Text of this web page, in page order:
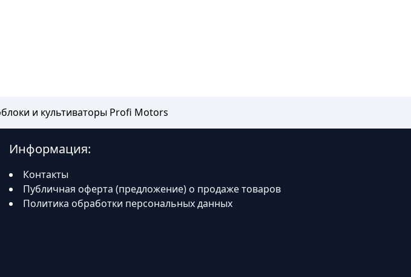
и культиваторы Profi Motors
Информация:
Контакты
Публичная оферта (предложение) о продаже товаров
Политика обработки персональных данных